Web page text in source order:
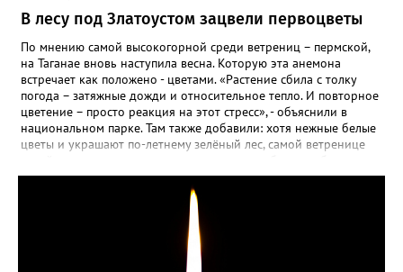
В лесу под Златоустом зацвели первоцветы
По мнению самой высокогорной среди ветрениц – пермской,
на Таганае вновь наступила весна. Которую эта анемона
встречает как положено - цветами. «Растение сбила с толку
погода – затяжные дожди и относительное тепло. И повторное
цветение – просто реакция на этот стресс», - объяснили в
национальном парке. Там также добавили: хотя нежные белые
цветы и украшают по-летнему зелёный лес, самой ветренице
силы перед долгой зимовкой.